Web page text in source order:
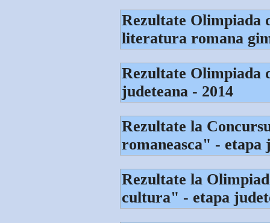
Rezultate Olimpiada
literatura romana
Rezultate Olimpiada
judeteana - 2014
Rezultate la
romaneasca" - etapa
Rezultate la
cultura" - etapa